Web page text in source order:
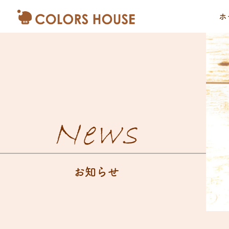
ホ
News
お知らせ